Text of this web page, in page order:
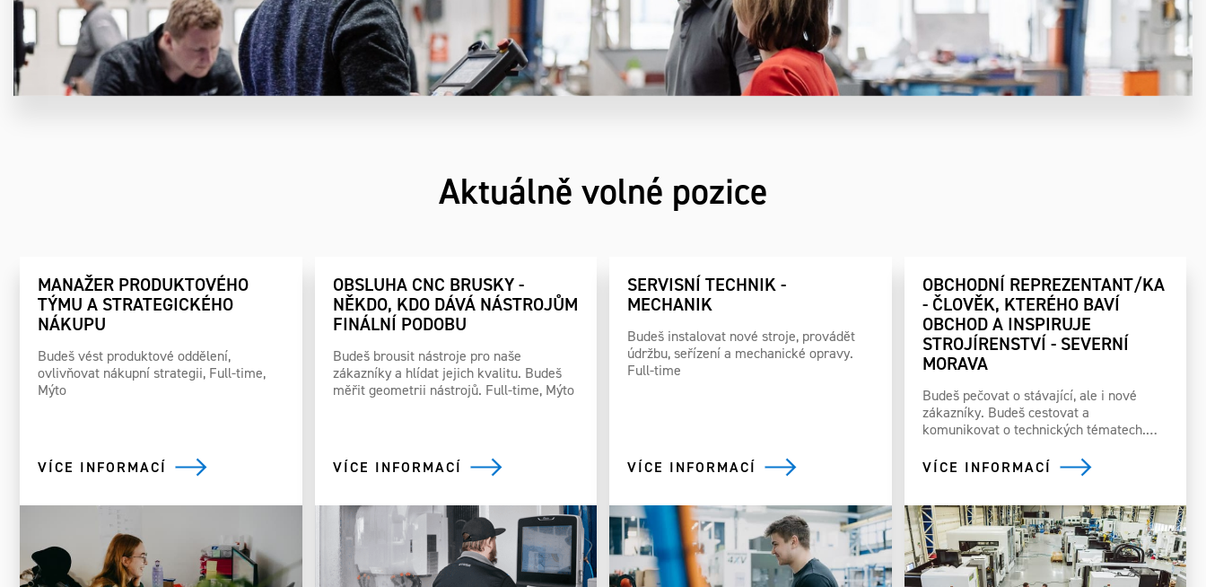
Aktuálně volné pozice
MANAŽER PRODUKTOVÉHO
TÝMU A STRATEGICKÉHO
NÁKUPU
Budeš vést produktové oddělení,
ovlivňovat nákupní strategii, Full-time,
Mýto
VÍCE INFORMACÍ
OBSLUHA CNC BRUSKY -
NĚKDO, KDO DÁVÁ NÁSTROJŮM
FINÁLNÍ PODOBU
Budeš brousit nástroje pro naše
zákazníky a hlídat jejich kvalitu. Budeš
měřit geometrii nástrojů. Full-time, Mýto
VÍCE INFORMACÍ
SERVISNÍ TECHNIK -
MECHANIK
Budeš instalovat nové stroje, provádět
údržbu, seřízení a mechanické opravy.
Full-time
VÍCE INFORMACÍ
OBCHODNÍ REPREZENTANT/KA
- ČLOVĚK, KTERÉHO BAVÍ
OBCHOD A INSPIRUJE
STROJÍRENSTVÍ - SEVERNÍ
MORAVA
Budeš pečovat o stávající, ale i nové
zákazníky. Budeš cestovat a
komunikovat o technických tématech.…
VÍCE INFORMACÍ